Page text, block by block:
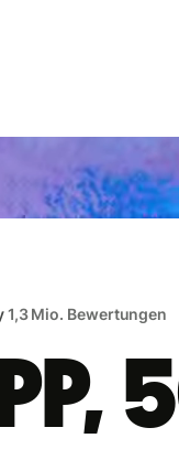
1,3 Mio. Bewertungen